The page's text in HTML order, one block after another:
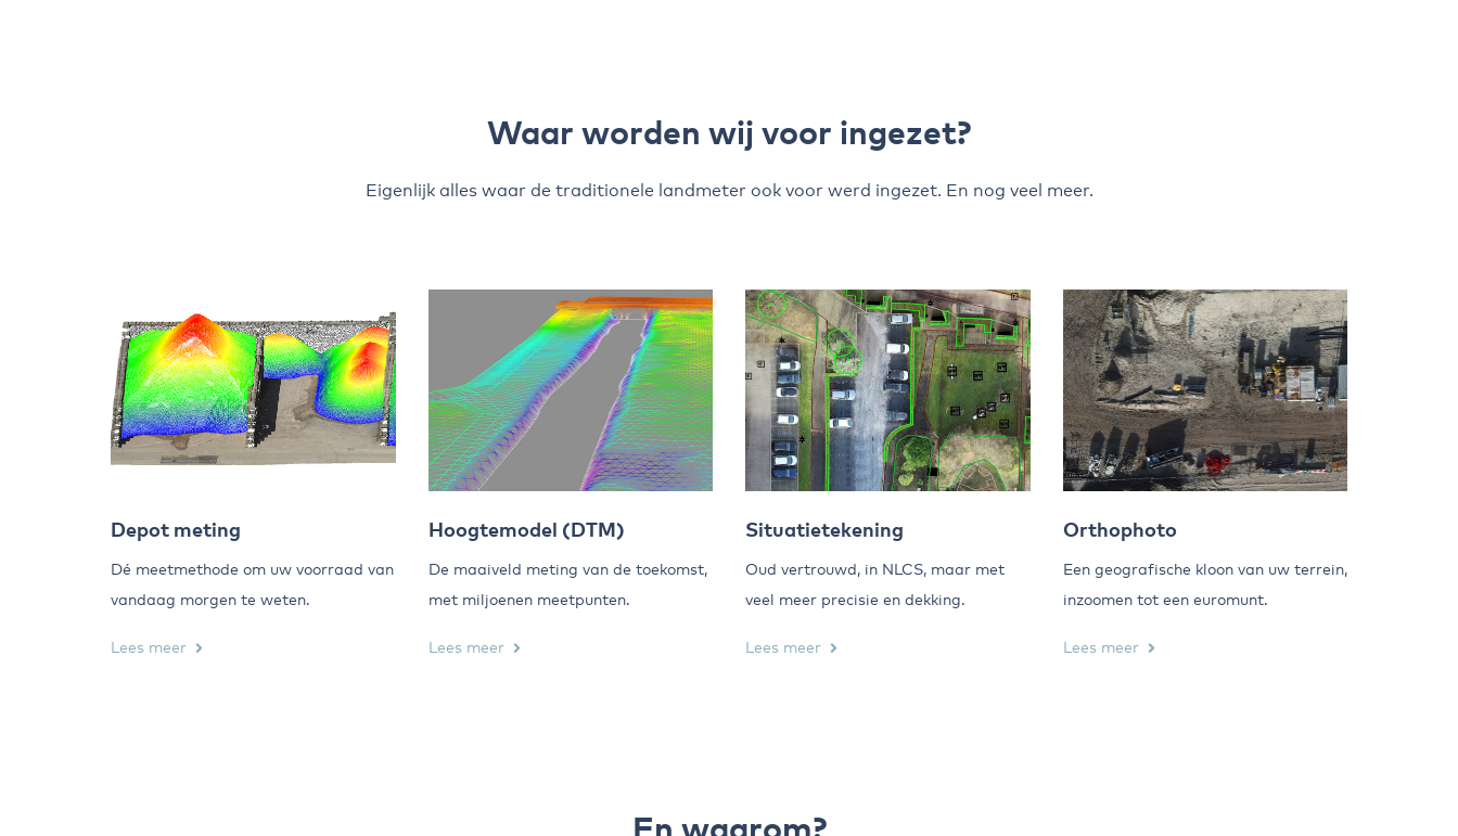
Waar worden wij voor ingezet?
Eigenlijk alles waar de traditionele landmeter ook voor werd ingezet. En nog veel meer.
Depot meting
Dé meetmethode om uw voorraad van
vandaag morgen te weten.
Lees meer
Hoogtemodel (DTM)
De maaiveld meting van de toekomst,
met miljoenen meetpunten.
Lees meer
Situatietekening
Oud vertrouwd, in NLCS, maar met
veel meer precisie en dekking.
Lees meer
Orthophoto
Een geografische kloon van uw terrein,
inzoomen tot een euromunt.
Lees meer